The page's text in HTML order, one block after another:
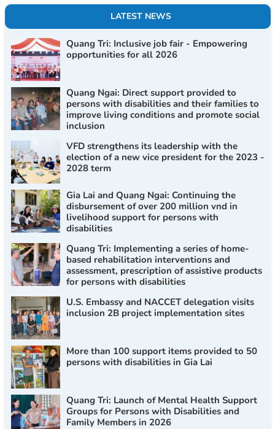
LATEST NEWS
Quang Tri: Inclusive job fair - Empowering
opportunities for all 2026
Quang Ngai: Direct support provided to
persons with disabilities and their families to
improve living conditions and promote social
inclusion
VFD strengthens its leadership with the
election of a new vice president for the 2023 -
2028 term
Gia Lai and Quang Ngai: Continuing the
disbursement of over 200 million vnd in
livelihood support for persons with
disabilities
Quang Tri: Implementing a series of home-
based rehabilitation interventions and
assessment, prescription of assistive products
for persons with disabilities
U.S. Embassy and NACCET delegation visits
inclusion 2B project implementation sites
More than 100 support items provided to 50
persons with disabilities in Gia Lai
Quang Tri: Launch of Mental Health Support
Groups for Persons with Disabilities and
Family Members in 2026